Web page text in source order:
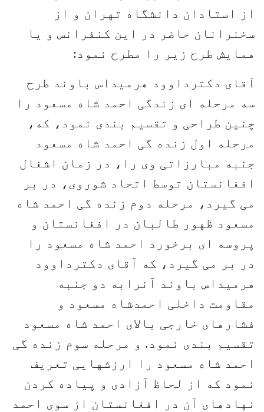
از استادان دانشگاه تهران و از
سخنرانان حاضر در این کنفرانس و یا
همایش طرح زیر را مطرح نمود:
آقای دکترداوود هرمیداس باوند طرح
سه مرحله ای زندگی احمد شاه مسعود را
چنین طراحی و تقسیم بندی نمود، که،
مرحله اول زنده گی احمد شاه مسعود
جنبه مبارزاتی وی را، در زمان اشغال
افغانستان توسط اتحاد شوروی، در بر
می گیرد، مرحله دوم زنده گی احمد شاه
مسعود ظهور طالبان در افغانستان و
پروسه ای برخورد احمد شاه مسعود را
در بر می گیرد، که آقای دکترداوود
هرمیداس باوند آنرابه دو جنبه
مقاومت داخلی احمدشاه مسعود و
فشارهای خارجی بالای احمد شاه مسعود
تقسیم بندی نمود. و مرحله سوم زنده گی
احمد شاه مسعود را ارزشهایی تعریف
نمود که از لحاظ آزادی و پیاده کردن
نهادهای آن در افغانستان از سوی احمد